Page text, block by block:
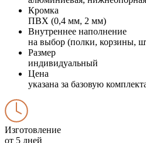
Кромка
ПВХ (0,4 мм, 2 мм)
Внутреннее наполнение
на выбор (полки, корзины,
Размер
индивидуальный
Цена
указана за базовую
Изготовление
от 5 дней